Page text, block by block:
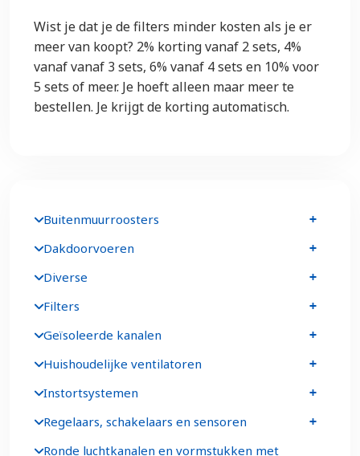
Wist je dat je de filters minder kosten als je er
meer van koopt? 2% korting vanaf 2 sets, 4%
vanaf vanaf 3 sets, 6% vanaf 4 sets en 10% voor
5 sets of meer. Je hoeft alleen maar meer te
bestellen. Je krijgt de korting automatisch.
Buitenmuurroosters
Dakdoorvoeren
Diverse
Filters
Geïsoleerde kanalen
Huishoudelijke ventilatoren
Instortsystemen
Regelaars, schakelaars en sensoren
Ronde luchtkanalen en vormstukken met